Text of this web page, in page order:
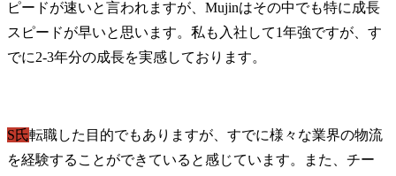
ピードが速いと言われますが、Mujinはその中でも特に成長
スピードが早いと思います。私も入社して1年強ですが、す
でに2-3年分の成長を実感しております。
S氏転職した目的でもありますが、すでに様々な業界の物流
を経験することができていると感じています。また、チー